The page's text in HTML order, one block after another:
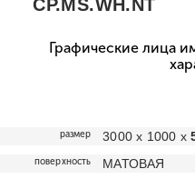
CP.MS.WH.NT
Графические лица
размер 3000 х 1000 х
поверхность МАТОВАЯ